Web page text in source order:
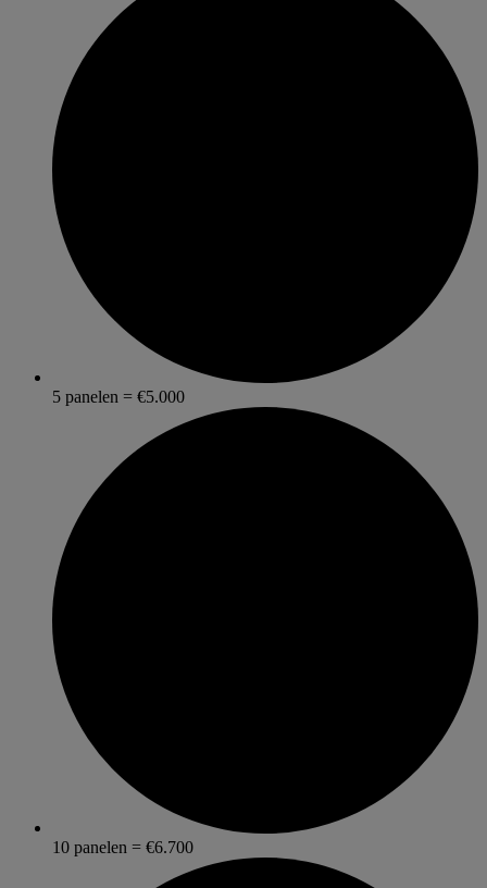
5 panelen = €5.000
10 panelen = €6.700